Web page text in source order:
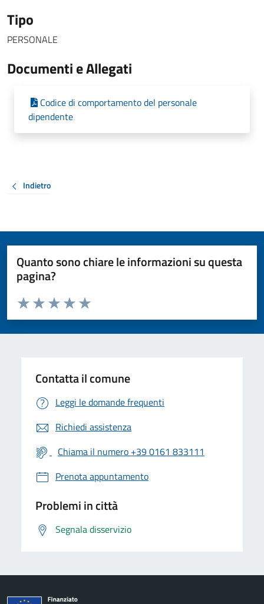
Tipo
PERSONALE
Documenti e Allegati
Codice di comportamento del personale
dipendente
Indietro
Quanto sono chiare le informazioni su questa
pagina?
Valuta da 1 a 5 stelle la pagina
Valuta 5 stelle su 5
Valuta 4 stelle su 5
Valuta 3 stelle su 5
Valuta 2 stelle su 5
Valuta 1 stelle su 5
Contatta il comune
Leggi le domande frequenti
Richiedi assistenza
Chiama il numero +39 0161 833111
Prenota appuntamento
Problemi in città
Segnala disservizio